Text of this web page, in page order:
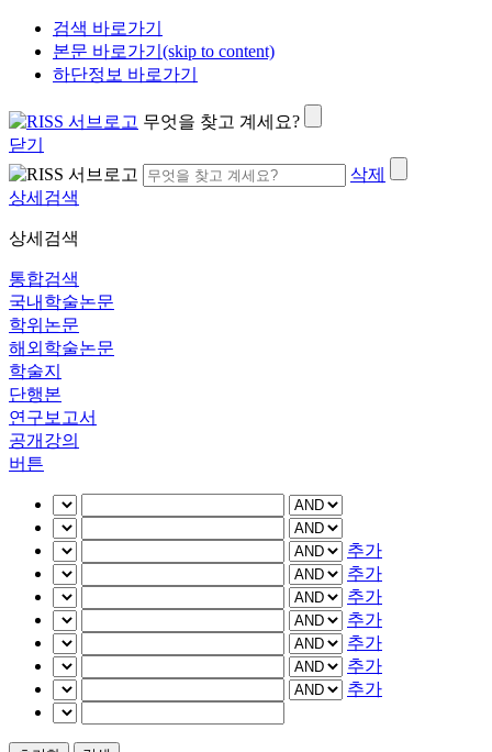
검색 바로가기
본문 바로가기(skip to content)
하단정보 바로가기
무엇을 찾고 계세요?
닫기
삭제
상세검색
상세검색
통합검색
국내학술논문
학위논문
해외학술논문
학술지
단행본
연구보고서
공개강의
버튼
추가
추가
추가
추가
추가
추가
추가